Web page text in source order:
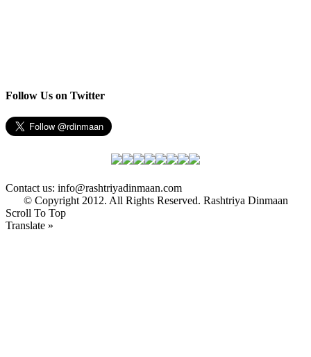
Follow Us on Twitter
Contact us: info@rashtriyadinmaan.com
© Copyright 2012. All Rights Reserved. Rashtriya Dinmaan
Scroll To Top
Translate »